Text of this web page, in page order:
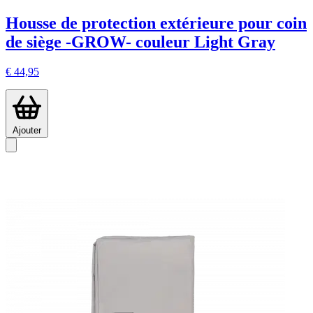
Housse de protection extérieure pour coin
de siège -GROW- couleur Light Gray
€ 44,95
Ajouter